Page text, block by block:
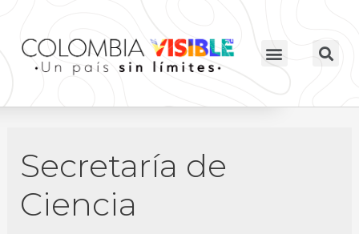
Secretaría de
Ciencia